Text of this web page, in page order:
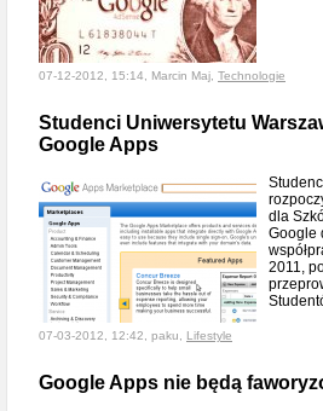
07-12-2012, 15:14, Marcin Maj, Technologie
Studenci Uniwersytetu
Google Apps
dla
Google
2011,
07-03-2012, 12:42, paku, Lifestyle
Google Apps nie będą